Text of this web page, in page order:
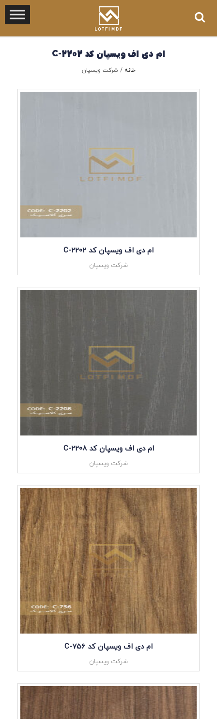
ام دی اف ویسپان کد C-2202
خانه / شرکت ویسپان
ام دی اف ویسپان کد C-2202
شرکت ویسپان
ام دی اف ویسپان کد C-2208
شرکت ویسپان
ام دی اف ویسپان کد C-756
شرکت ویسپان